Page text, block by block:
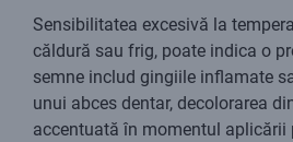
Sensibilitatea excesivă la
căldură sau frig, poate indica o
semne includ gingiile inflamate
unui abces dentar, decolorarea
accentuată în momentul aplicării